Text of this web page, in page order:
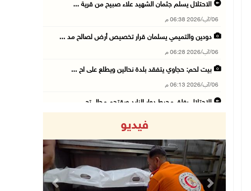
الاحتلال يسلم جثمان الشهيد علاء صبيح من قرية ...
06/آب/2026 06:38 م
دودين والتميمي يسلمان قرار تخصيص أرض لصالح مد ...
06/آب/2026 06:28 م
بيت لحم: حجاوي يتفقد بلدة نحالين ويطلع على اح ...
06/آب/2026 06:13 م
الاحتلال يغلق محيط دوار الزايد ويقتحم محال تج ...
06/آب/2026 05:23 م
"النقل والمواصلات" تطلق حملة لترخيص الجرارات ...
06/آب/2026 05:18 م
فيديو
Previous Next